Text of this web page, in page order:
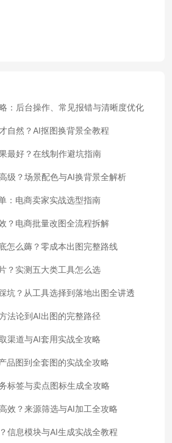
：后台操作、常见报错与清晰度优化
自然？AI抠图换背景全教程
最好？在线制作避坑指南
级？场景配色与AI换背景全解析
：电商卖家实战选型指南
？电商批量改图全流程拆解
怎么薅？零成本出图完整路线
？实测五大类工具怎么选
坑？从工具选择到落地出图全讲透
法论到AI出图的完整路径
渠道与AI套用实战全攻略
品图到全套图的实战全攻略
标签与卖点图标生成全攻略
效？来源筛选与AI加工全攻略
信息模块与AI生成实战全教程